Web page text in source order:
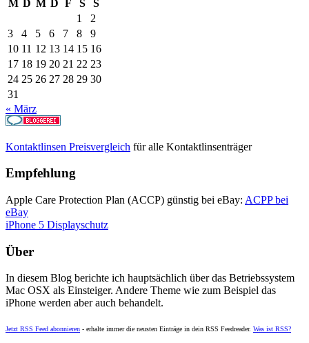
M D M D F S
S
1
2
3
4 5 6 7 8
9
10 11 12 13 14 15 16
17 18 19 20 21 22 23
24 25 26 27 28 29 30
31
« März
Kontaktlinsen Preisvergleich für alle Kontaktlinsenträger
Empfehlung
Apple Care Protection Plan (ACCP) günstig bei eBay: ACPP bei
eBay
iPhone 5 Displayschutz
Über
In diesem Blog berichte ich hauptsächlich über das Betriebssystem
Mac OSX als Einsteiger. Andere Theme wie zum Beispiel das
iPhone werden aber auch behandelt.
Jetzt RSS Feed abonnieren - erhalte immer die neusten Einträge in dein RSS Feedreader. Was ist RSS?